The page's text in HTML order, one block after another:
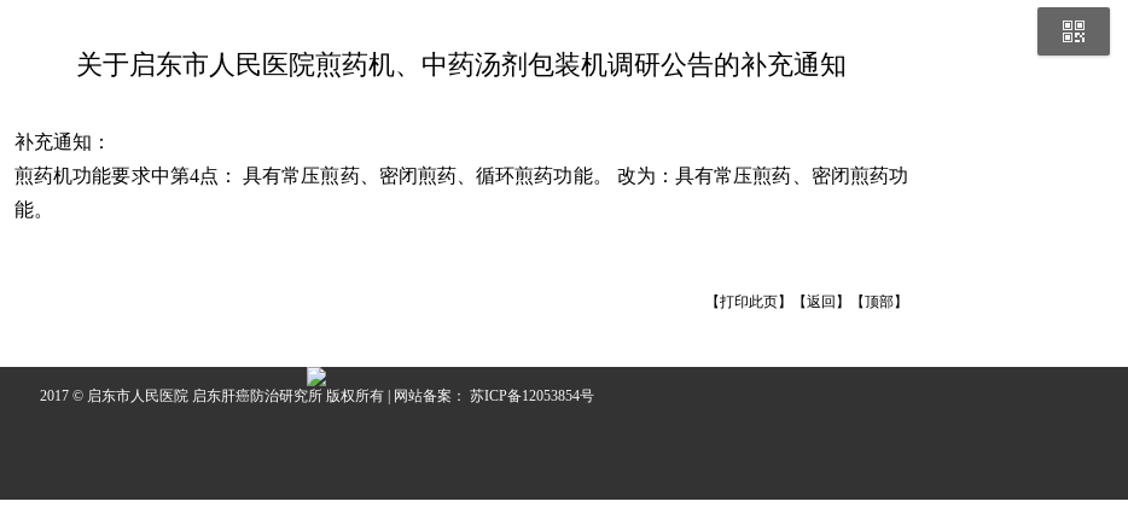
关于启东市人民医院煎药机、中药汤剂包装机调研公告的补充通知
补充通知：
煎药机功能要求中第4点： 具有常压煎药、密闭煎药、循环煎药功能。 改为：具有常压煎药、密闭煎药功
能。
【打印此页】【返回 】【顶部】
2017 © 启东市人民医院 启东肝癌防治研究所 版权所有 | 网站备案： 苏ICP备12053854号